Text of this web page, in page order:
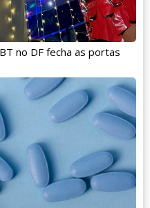
no DF fecha as portas